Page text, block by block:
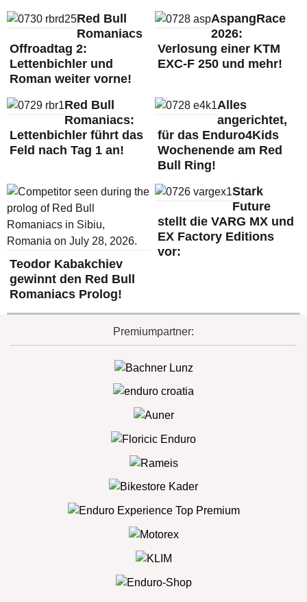
Red Bull
Romaniacs
Offroadtag 2:
Lettenbichler und
Roman weiter vorne!
AspangRace
2026:
Verlosung einer KTM
EXC-F 250 und mehr!
Red Bull
Romaniacs:
Lettenbichler führt das
Feld nach Tag 1 an!
Alles
angerichtet,
für das Enduro4Kids
Wochenende am Red
Bull Ring!
Teodor Kabakchiev
gewinnt den Red Bull
Romaniacs Prolog!
Stark
Future
stellt die VARG MX und
EX Factory Editions
vor:
Premiumpartner: